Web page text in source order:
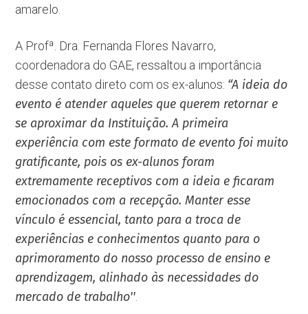
amarelo.
A Profª. Dra. Fernanda Flores Navarro,
coordenadora do GAE, ressaltou a importância
desse contato direto com os ex-alunos: “A ideia do
evento é atender aqueles que querem retornar e
se aproximar da Instituição. A primeira
experiência com este formato de evento foi muito
gratificante, pois os ex-alunos foram
extremamente receptivos com a ideia e ficaram
emocionados com a recepção. Manter esse
vínculo é essencial, tanto para a troca de
experiências e conhecimentos quanto para o
aprimoramento do nosso processo de ensino e
aprendizagem, alinhado às necessidades do
mercado de trabalho''.